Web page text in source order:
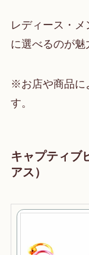
レディース・
に選べるのが魅
※お店や商品に
す。
キャプティブ
アス）